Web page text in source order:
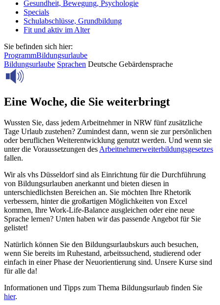
Gesundheit, Bewegung, Psychologie
Specials
Schulabschlüsse, Grundbildung
Fit und aktiv im Alter
Sie befinden sich hier:
ProgrammBildungsurlaube
Bildungsurlaube Sprachen Deutsche Gebärdensprache
Eine Woche, die Sie weiterbringt
Wussten Sie, dass jedem Arbeitnehmer in NRW fünf zusätzliche
Tage Urlaub zustehen? Zumindest dann, wenn sie zur persönlichen
oder beruflichen Weiterentwicklung genutzt werden. Und wenn sie
unter die Voraussetzungen des Arbeitnehmerweiterbildungsgesetzes
fallen.
Wir als vhs Düsseldorf sind als Einrichtung für die Durchführung
von Bildungsurlauben anerkannt und bieten diesen in
unterschiedlichsten Bereichen an. Sie möchten Ihre Rhetorik
verbessern, hinter die großartigen Möglichkeiten von Excel
kommen, Ihre Work-Life-Balance ausgleichen oder eine neue
Sprache lernen? Unten haben wir das passende Angebot für Sie
gelistet!
Natürlich können Sie den Bildungsurlaubskurs auch besuchen,
wenn Sie bereits im Ruhestand, arbeitssuchend, studierend oder
einfach in einer Phase der Neuorientierung sind. Unsere Kurse sind
für alle da!
Informationen und Tipps zum Thema Bildungsurlaub finden Sie
hier.